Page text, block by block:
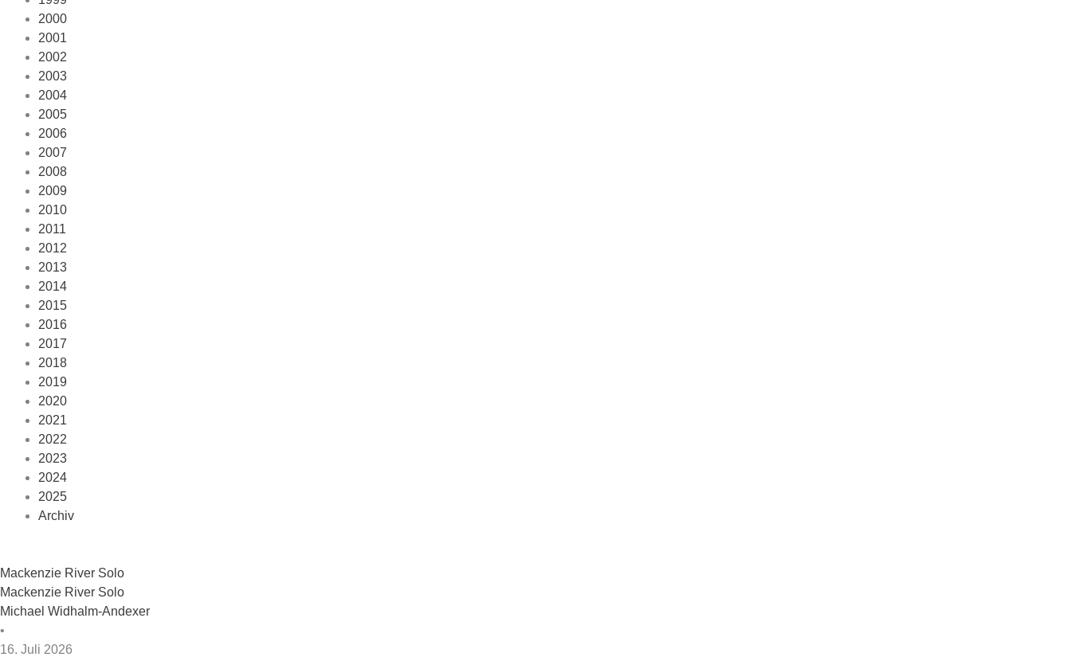
2000
2001
2002
2003
2004
2005
2006
2007
2008
2009
2010
2011
2012
2013
2014
2015
2016
2017
2018
2019
2020
2021
2022
2023
2024
2025
Archiv
Mackenzie River Solo
Mackenzie River Solo
Michael Widhalm-Andexer
•
16. Juli 2026